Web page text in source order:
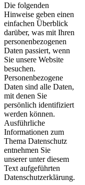
Die folgenden
Hinweise geben einen
einfachen Überblick
darüber, was mit Ihren
personenbezogenen
Daten passiert, wenn
Sie unsere Website
besuchen.
Personenbezogene
Daten sind alle Daten,
mit denen Sie
persönlich identifiziert
werden können.
Ausführliche
Informationen zum
Thema Datenschutz
entnehmen Sie
unserer unter diesem
Text aufgeführten
Datenschutzerklärung.